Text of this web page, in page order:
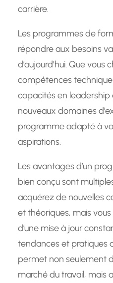
carrière.
Les programmes de
répondre aux besoins
d’aujourd’hui. Que
compétences
capacités en leadership
nouveaux domaines
programme adapté à
aspirations.
Les avantages d’un
bien conçu sont
acquérez de nouvelles
et théoriques, mais
d’une mise à jour
tendances et pratiques
permet non seulement
marché du travail, mais